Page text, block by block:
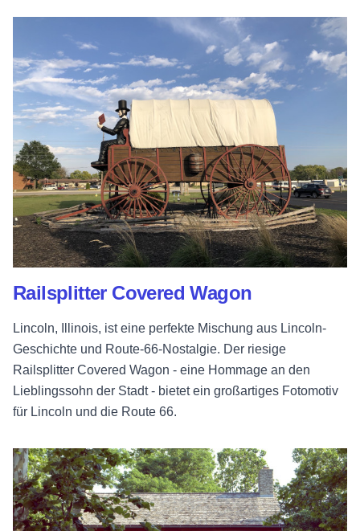
Railsplitter Covered Wagon
Lincoln, Illinois, ist eine perfekte Mischung aus Lincoln-
Geschichte und Route-66-Nostalgie. Der riesige
Railsplitter Covered Wagon - eine Hommage an den
Lieblingssohn der Stadt - bietet ein großartiges Fotomotiv
für Lincoln und die Route 66.